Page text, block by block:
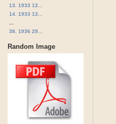
13. 1933 12...
14. 1933 13...
38. 1936 29...
Random Image